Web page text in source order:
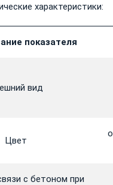
характеристики:
показателя
вид
Цвет
с бетоном при